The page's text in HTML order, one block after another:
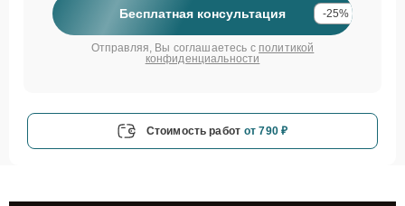
Бесплатная консультация -25%
Отправляя, Вы соглашаетесь с политикой
конфиденциальности
Стоимость работ от 790 ₽